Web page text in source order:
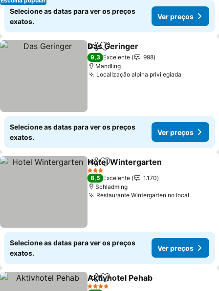
Selecione as datas para ver os preços
exatos.
Ver preços
PartilharAdicionar aos favoritos
Das Geringer
9,3 Excelente
998
Mandling
Localização alpina privilegiada
Selecione as datas para ver os preços
exatos.
Ver preços
PartilharAdicionar aos favoritos
Hotel Wintergarten
3 Estrelas
8,5 Excelente
1.170
Schladming
Restaurante Wintergarten no local
Selecione as datas para ver os preços
exatos.
Ver preços
PartilharAdicionar aos favoritos
Aktivhotel Pehab
4 Estrelas